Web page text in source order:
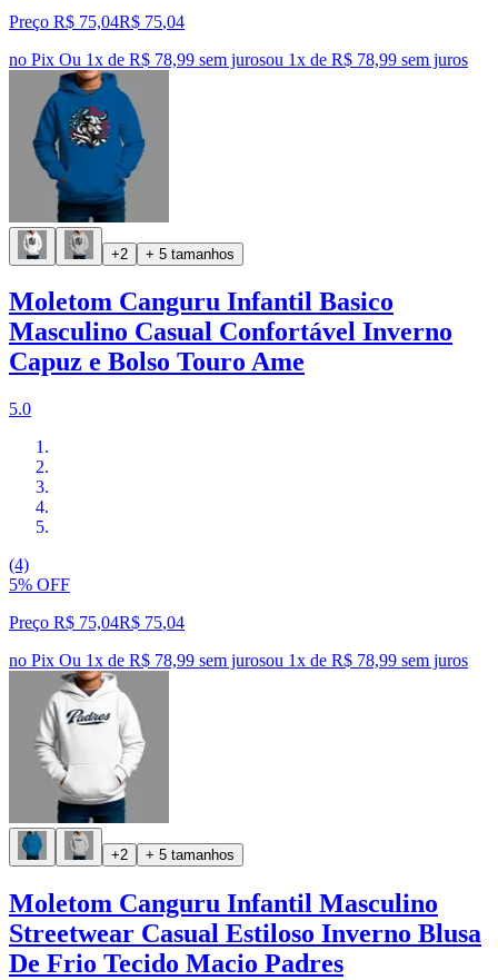
Preço R$ 75,04R$ 75,04
no Pix Ou 1x de R$ 78,99 sem jurosou 1x de R$ 78,99 sem juros
+2 + 5 tamanhos
Moletom Canguru Infantil Basico
Masculino Casual Confortável Inverno
Capuz e Bolso Touro Ame
5.0
(4)
5% OFF
Preço R$ 75,04R$ 75,04
no Pix Ou 1x de R$ 78,99 sem jurosou 1x de R$ 78,99 sem juros
+2 + 5 tamanhos
Moletom Canguru Infantil Masculino
Streetwear Casual Estiloso Inverno Blusa
De Frio Tecido Macio Padres